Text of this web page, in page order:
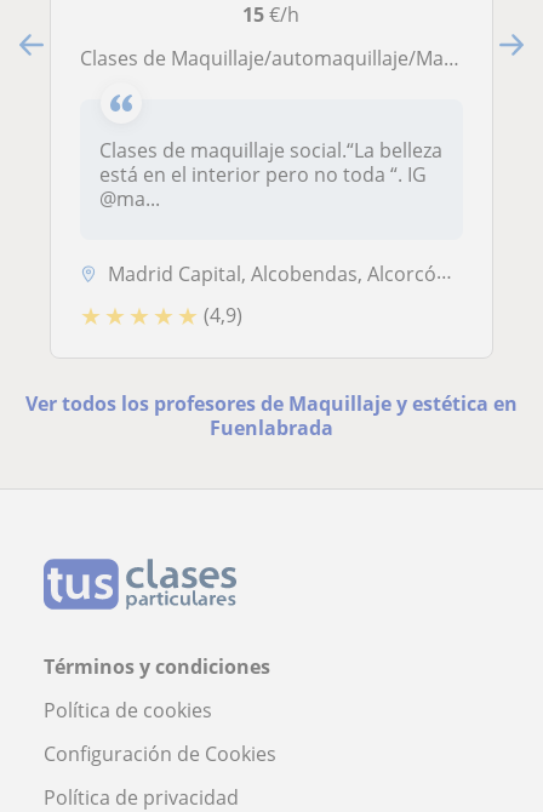
15€/h
Clases de Maquillaje/automaquillaje/Make up Party
Clases de maquillaje social.“La belleza
está en el interior pero no toda “. IG
@ma...
Madrid Capital, Alcobendas, Alcorcón, Boadilla del Monte, Coslada, Fue...
★ ★ ★ ★ ★ (4,9)
Ver todos los profesores de Maquillaje y estética en
Fuenlabrada
Términos y condiciones
Política de cookies
Configuración de Cookies
Política de privacidad